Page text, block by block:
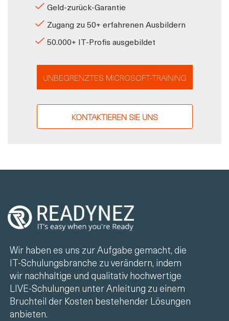
Geld-zurück-Garantie
Zugang zu 50+ erfahrenen Ausbildern
50.000+ IT-Profis ausgebildet
UNBEGRENZTES MICROSOFT-TRAINING
KONTAKTIEREN SIE UNS
Wir haben es uns zur Aufgabe gemacht, die
IT-Schulungsbranche zu verändern, indem
wir nachhaltige und qualitativ hochwertige
LIVE-Schulungen unter Anleitung zu einem
Bruchteil der Kosten bestehender Lösungen
anbieten.